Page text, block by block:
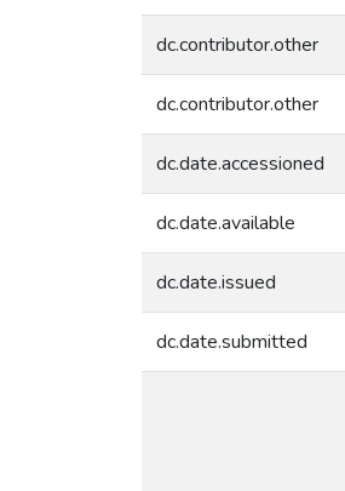
dc.contributor.other
dc.contributor.other
dc.date.accessioned
dc.date.available
dc.date.issued
dc.date.submitted